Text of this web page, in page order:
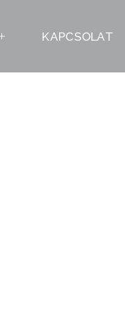
KAPCSOLAT